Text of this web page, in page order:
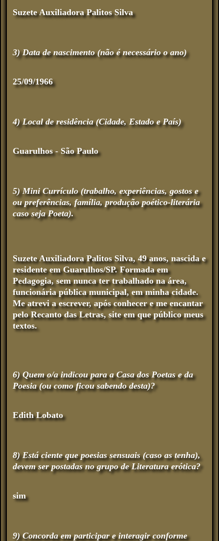
Suzete Auxiliadora Palitos Silva
3) Data de nascimento (não é necessário o ano)
25/09/1966
4) Local de residência (Cidade, Estado e País)
Guarulhos - São Paulo
5) Mini Currículo (trabalho, experiências, gostos e
ou preferências, família, produção poético-literária
caso seja Poeta).
Suzete Auxiliadora Palitos Silva, 49 anos, nascida e
residente em Guarulhos/SP. Formada em
Pedagogia, sem nunca ter trabalhado na área,
funcionária pública municipal, em minha cidade.
Me atrevi a escrever, após conhecer e me encantar
pelo Recanto das Letras, site em que público meus
textos.
6) Quem o/a indicou para a Casa dos Poetas e da
Poesia (ou como ficou sabendo desta)?
Edith Lobato
8) Está ciente que poesias sensuais (caso as tenha),
devem ser postadas no grupo de Literatura erótica?
sim
9) Concorda em participar e interagir conforme